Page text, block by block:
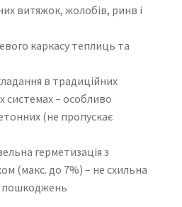
витяжок, жолобів, ринв і
каркасу теплиць та
в традиційних
системах – особливо
(не пропускає
герметизація з
(макс. до 7%) – не схильна
пошкоджень